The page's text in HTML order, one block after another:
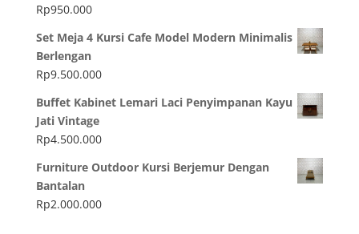
Rp950.000
Set Meja 4 Kursi Cafe Model Modern Minimalis
Berlengan
Rp9.500.000
Buffet Kabinet Lemari Laci Penyimpanan Kayu
Jati Vintage
Rp4.500.000
Furniture Outdoor Kursi Berjemur Dengan
Bantalan
Rp2.000.000